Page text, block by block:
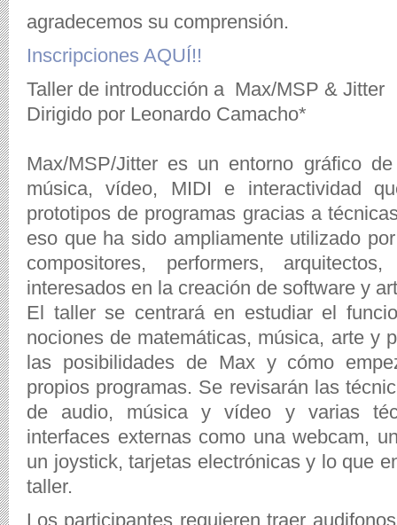
agradecemos su comprensión.
Inscripciones AQUÍ!!
Taller de introducción a Max/MSP & Jitter
Dirigido por Leonardo Camacho*
Max/MSP/Jitter es un entorno gráfico
música, vídeo, MIDI e interactividad
prototipos de programas gracias a
eso que ha sido ampliamente utilizado
compositores, performers,
interesados en la creación de software y
El taller se centrará en estudiar el
nociones de matemáticas, música, arte y
las posibilidades de Max y cómo
propios programas. Se revisarán las
de audio, música y vídeo y varias
interfaces externas como una webcam,
un joystick, tarjetas electrónicas y lo que
taller.
Los participantes requieren traer